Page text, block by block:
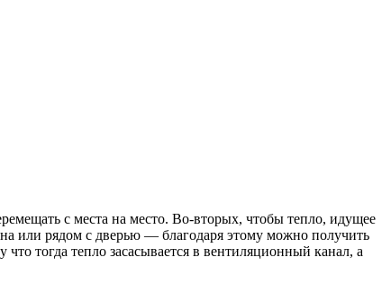
с места на место. Во-вторых, чтобы тепло, идущее
или рядом с дверью — благодаря этому можно получить
тогда тепло засасывается в вентиляционный канал, а